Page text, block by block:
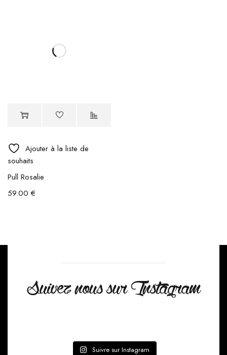
Ajouter à la liste de
souhaits
Pull Rosalie
59.00 €
Suivez nous sur Instagram
Suivre sur Instagram